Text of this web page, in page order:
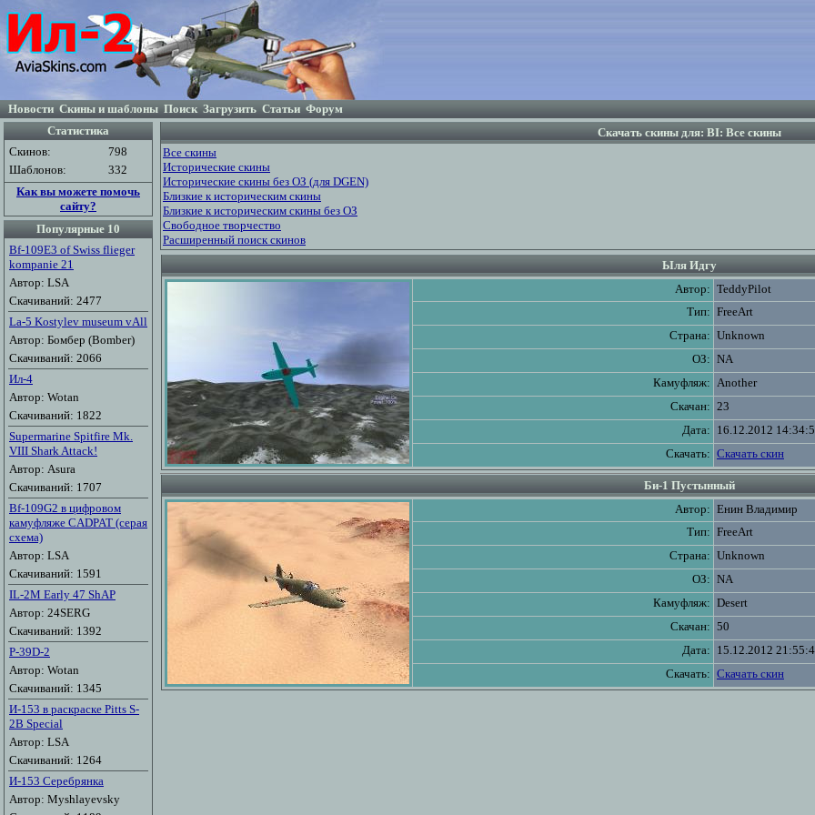
Новости Скины и шаблоны Поиск Загрузить Статьи Форум
Статистика
Скинов:
798
Шаблонов:
332
Как вы можете помочь
сайту?
Популярные 10
Bf-109E3 of Swiss flieger
kompanie 21
Автор: LSA
Скачиваний: 2477
La-5 Kostylev museum vAll
Автор: Бомбер (Bomber)
Скачиваний: 2066
Ил-4
Автор: Wotan
Скачиваний: 1822
Supermarine Spitfire Mk.
VIII Shark Attack!
Автор: Asura
Скачиваний: 1707
Bf-109G2 в цифровом
камуфляже CADPAT (серая
схема)
Автор: LSA
Скачиваний: 1591
IL-2M Early 47 ShAP
Автор: 24SERG
Скачиваний: 1392
P-39D-2
Автор: Wotan
Скачиваний: 1345
И-153 в раскраске Pitts S-
2B Special
Автор: LSA
Скачиваний: 1264
И-153 Серебрянка
Автор: Myshlayevsky
Скачать скины для: BI: Все скины
Все скины
Исторические скины
Исторические скины без ОЗ (для DGEN)
Близкие к историческим скины
Близкие к историческим скины без ОЗ
Свободное творчество
Расширенный поиск скинов
Ыля Идгу
Автор: TeddyPilot
Тип: FreeArt
Страна: Unknown
ОЗ: NA
Камуфляж: Another
Скачан: 23
Дата: 16.12.2012
Скачать: Скачать скин
Би-1 Пустынный
Автор: Енин Владимир
Тип: FreeArt
Страна: Unknown
ОЗ: NA
Камуфляж: Desert
Скачан: 50
Дата: 15.12.2012
Скачать: Скачать скин